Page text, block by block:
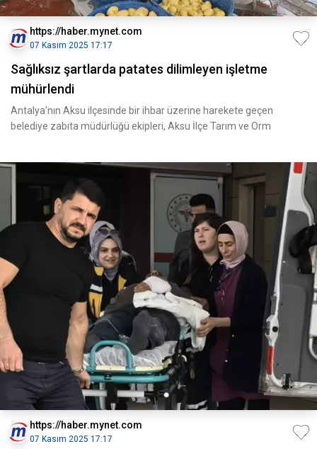
https://haber.mynet.com
07 Kasım 2025 17:17
Sağlıksız şartlarda patates dilimleyen işletme
mühürlendi
Antalya’nın Aksu ilçesinde bir ihbar üzerine harekete geçen
belediye zabıta müdürlüğü ekipleri, Aksu İlçe Tarım ve Orm
https://haber.mynet.com
07 Kasım 2025 17:17